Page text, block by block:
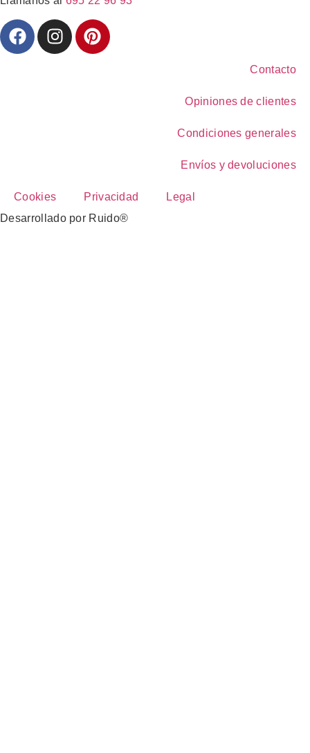
Contacto
Opiniones de clientes
Condiciones generales
Envíos y devoluciones
Cookies Privacidad
Legal
Desarrollado por Ruido®